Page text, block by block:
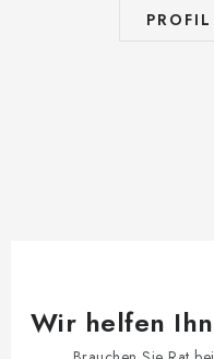
Wir helfen